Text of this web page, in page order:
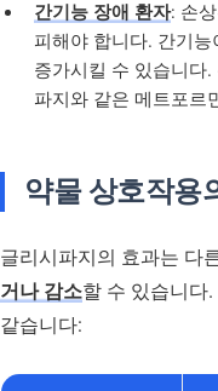
간기능 장애 환자: 손
피해야 합니다. 간기
증가시킬 수 있습니다.
파지와 같은 메트포르
약물 상호작용
글리시파지의 효과는 다
거나 감소할 수 있습니다
같습니다: